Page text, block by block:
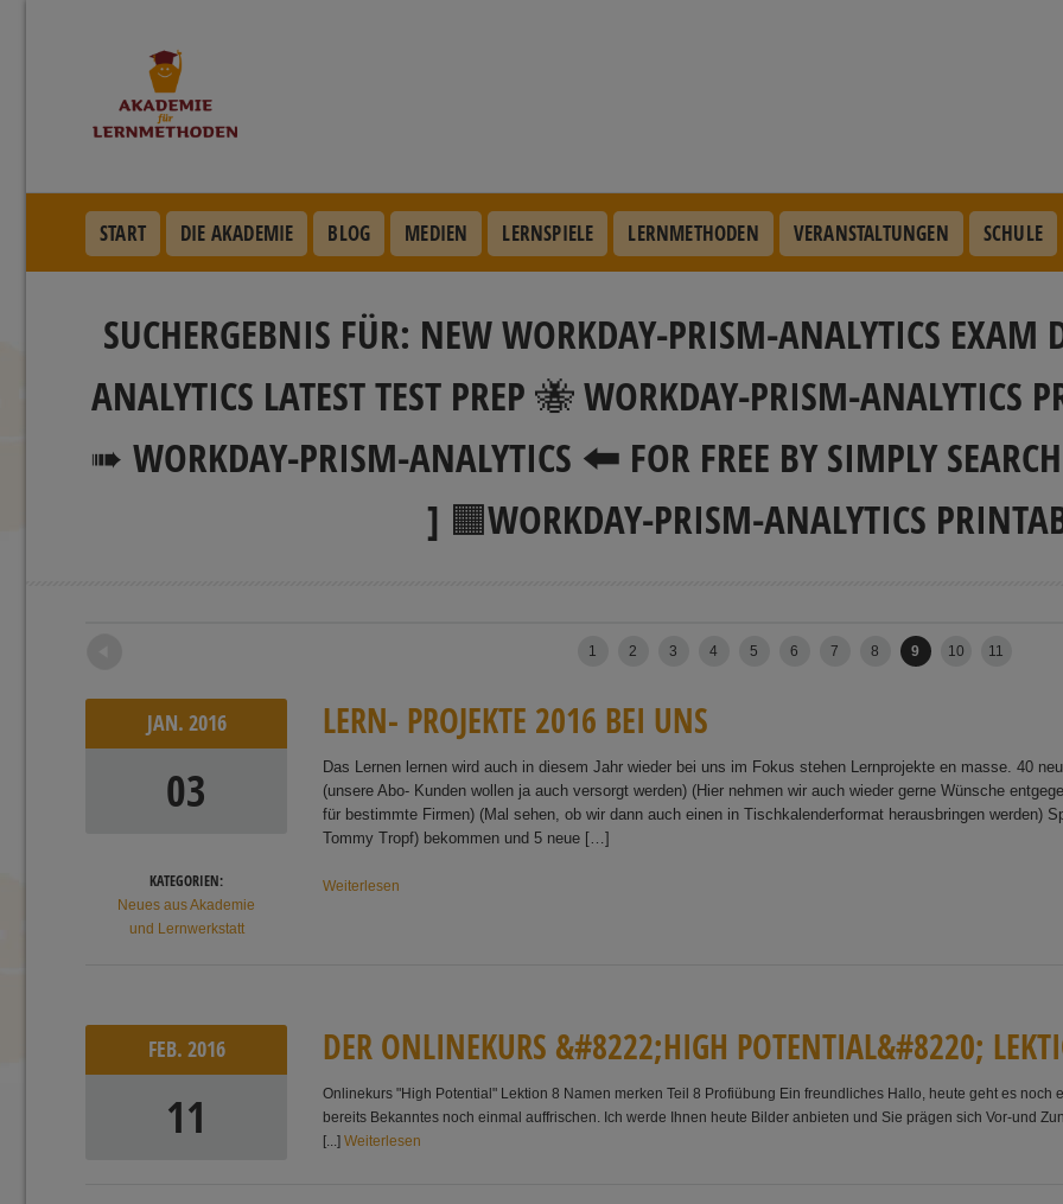
START DIE AKADEMIE BLOG MEDIEN LERNSPIELE LERNMETHODEN VERANSTALTUNGEN SCHULE
SUCHERGEBNIS FÜR: NEW WORKDAY-PRISM-ANALYTICS
ANALYTICS LATEST TEST PREP 🐝 WORKDAY-PRISM-ANALYTICS
➠ WORKDAY-PRISM-ANALYTICS 🠰 FOR FREE BY SIMPLY
] 🟧WORKDAY-PRISM-ANALYTICS
1 2 3 4 5 6 7 8 9 10 11
JAN. 2016
03
KATEGORIEN:
Neues aus Akademie
und Lernwerkstatt
LERN- PROJEKTE 2016 BEI UNS
Das Lernen lernen wird auch in diesem Jahr wieder bei uns im Fokus stehen Lernprojekte en masse. 40
(unsere Abo- Kunden wollen ja auch versorgt werden) (Hier nehmen wir auch wieder gerne Wünsche
für bestimmte Firmen) (Mal sehen, ob wir dann auch einen in Tischkalenderformat herausbringen werden)
Tommy Tropf) bekommen und 5 neue […]
Weiterlesen
FEB. 2016
11
DER ONLINEKURS &#8222;HIGH POTENTIAL&#8220; LEKTI
Onlinekurs "High Potential" Lektion 8 Namen merken Teil 8 Profiübung Ein freundliches Hallo, heute geht es
bereits Bekanntes noch einmal auffrischen. Ich werde Ihnen heute Bilder anbieten und Sie prägen sich Vor-und
[...] Weiterlesen